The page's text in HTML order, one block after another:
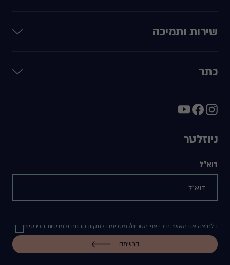
שירות ותמיכה
כתר
ניוזלטר
דוא"ל
בלחיצה אני מאשר.ת כי אני מסכים/ מסכימה לתקנון החנותולמדיניות הפרטיות
הרשמה